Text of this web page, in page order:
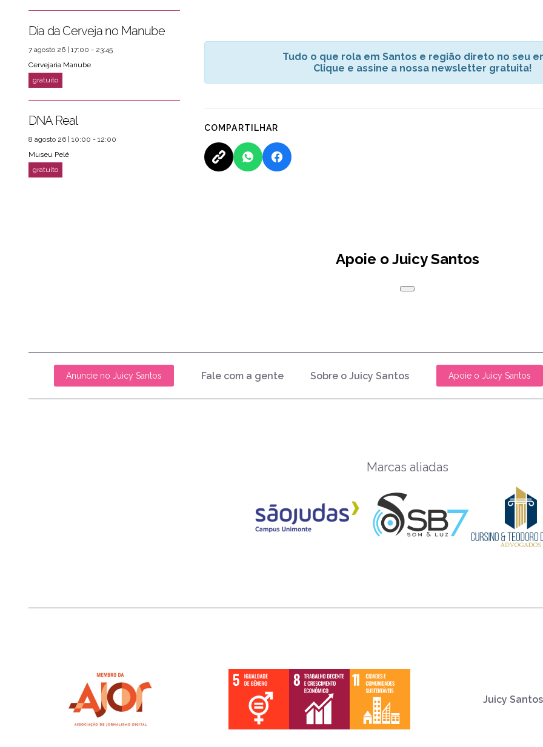
Tudo o que rola em Santos e região direto no seu
Clique e assine a nossa newsletter gratuita!
COMPARTILHAR
Dia da Cerveja no Manube
7 agosto 26 | 17:00 - 23:45
Cervejaria Manube
DNA Real
8 agosto 26 | 10:00 - 12:00
Museu Pelé
Apoie o Juicy Santos
Anuncie no Juicy Santos Fale com a gente Sobre o Juicy Santos Apoie o Juicy Santos
Marcas aliadas
Juicy Santos